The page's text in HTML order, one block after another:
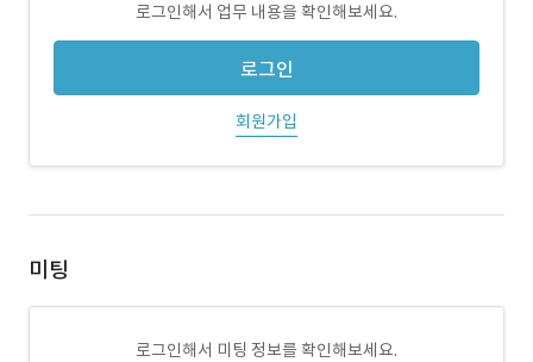
로그인해서 업무 내용을 확인해보세요.
로그인
회원가입
미팅
로그인해서 미팅 정보를 확인해보세요.